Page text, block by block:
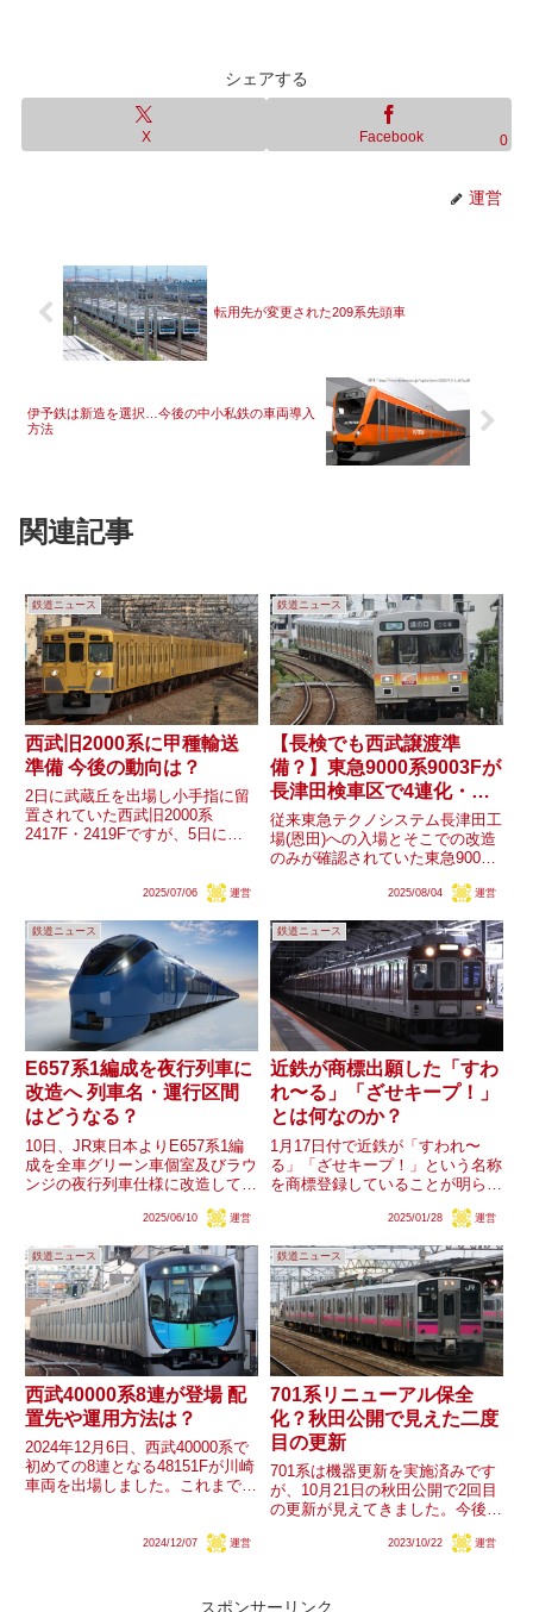
シェアする
X Facebook 0
運営
転用先が変更された209系先頭車
伊予鉄は新造を選択…今後の中小私鉄の車両導入
方法
関連記事
鉄道ニュース
西武旧2000系に甲種輸送
準備 今後の動向は？
2日に武蔵丘を出場し小手指に留
置されていた西武旧2000系
2417F・2419Fですが、5日に行
います。状況から甲種輸送の準備
す。なお、6/7に武蔵丘...
2025/07/06 運営
鉄道ニュース
【長検でも西武譲渡準
備？】東急9000系9003Fが
長津田検車区で4連化・今
後の動きは？
従来東急テクノシステム長津田工
場(恩田)への入場とそこでの改造
のみが確認されていた東急9000
けた動きですが、先日9003Fが長
車、4両編成とする動きが初めて
ありました。西武で...
2025/08/04 運営
鉄道ニュース
E657系1編成を夜行列車に
改造へ 列車名・運行区間
はどうなる？
10日、JR東日本よりE657系1編
成を全車グリーン車個室及びラウ
ンジの夜行列車仕様に改造して
表されました。運行エリアは首都
います。具体的な運行区間やダイ
ヤ、料金、列車名称は今後...
2025/06/10 運営
鉄道ニュース
近鉄が商標出願した「すわ
れ〜る」「ざせキープ！」
とは何なのか？
1月17日付で近鉄が「すわれ〜
る」「ざせキープ！」という名称
を商標登録していることが明らか
ワードで、同業他社では着席に関
ますが、この「すわれ〜る」「ざ
せキープ！」とはどのようなも
の...
2025/01/28 運営
鉄道ニュース
西武40000系8連が登場 配
置先や運用方法は？
2024年12月6日、西武40000系で
初めての8連となる48151Fが川崎
車両を出場しました。これまで
いますが、今回出場した8連は池
2024/12/07 運営
鉄道ニュース
701系リニューアル保全
化？秋田公開で見えた二度
目の更新
701系は機器更新を実施済みです
が、10月21日の秋田公開で2回目
の更新が見えてきました。今後の
2023/10/22 運営
スポンサーリンク